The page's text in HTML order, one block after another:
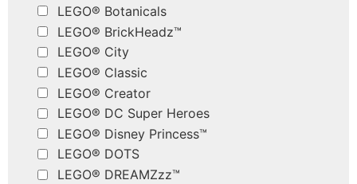
LEGO® Botanicals
LEGO® BrickHeadz™
LEGO® City
LEGO® Classic
LEGO® Creator
LEGO® DC Super Heroes
LEGO® Disney Princess™
LEGO® DOTS
LEGO® DREAMZzz™